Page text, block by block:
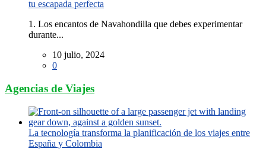
tu escapada perfecta
1. Los encantos de Navahondilla que debes experimentar
durante...
10 julio, 2024
0
Agencias de Viajes
La tecnología transforma la planificación de los viajes entre
España y Colombia